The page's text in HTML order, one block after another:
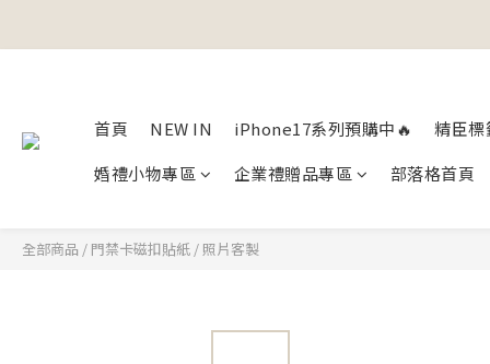
首頁 NEW IN iPhone17系列預購中🔥
精臣標
婚禮小物專區
企業禮贈品專區 部落格首頁
全部商品 / 門禁卡磁扣貼紙 / 照片客製